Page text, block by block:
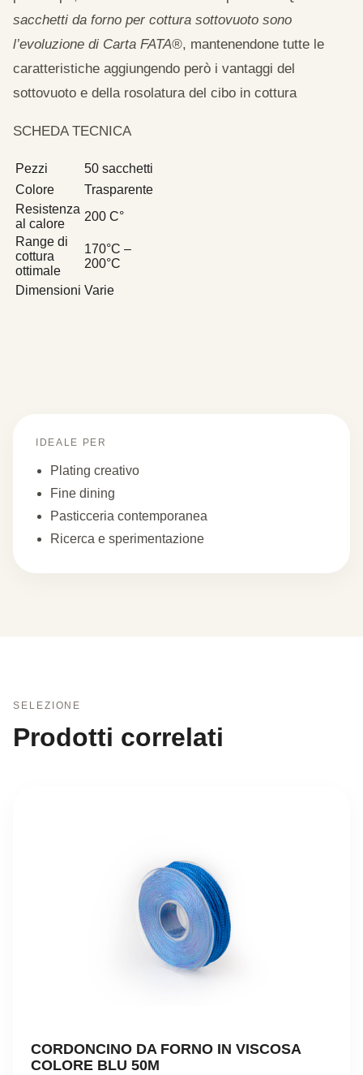
sacchetti da forno per cottura sottovuoto sono
l’evoluzione di Carta FATA®, mantenendone tutte le
caratteristiche aggiungendo però i vantaggi del
sottovuoto e della rosolatura del cibo in cottura
SCHEDA TECNICA
Pezzi
50 sacchetti
Colore
Trasparente
Resistenza
al calore
200 C°
Range di
cottura
ottimale
170°C –
200°C
Dimensioni Varie
IDEALE PER
Plating creativo
Fine dining
Pasticceria contemporanea
Ricerca e sperimentazione
SELEZIONE
Prodotti correlati
CORDONCINO DA FORNO IN VISCOSA
COLORE BLU 50M